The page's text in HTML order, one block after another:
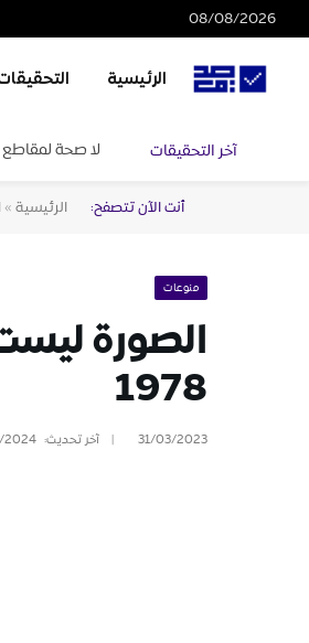
08/08/2026
الرئيسية
آخر التحقيقات لا صحة لمقاطع
أنت الآن تتصفح: الرئيسية»
منوعات
الصورة
1978
31/03/2023 آخر تحديث: 2024